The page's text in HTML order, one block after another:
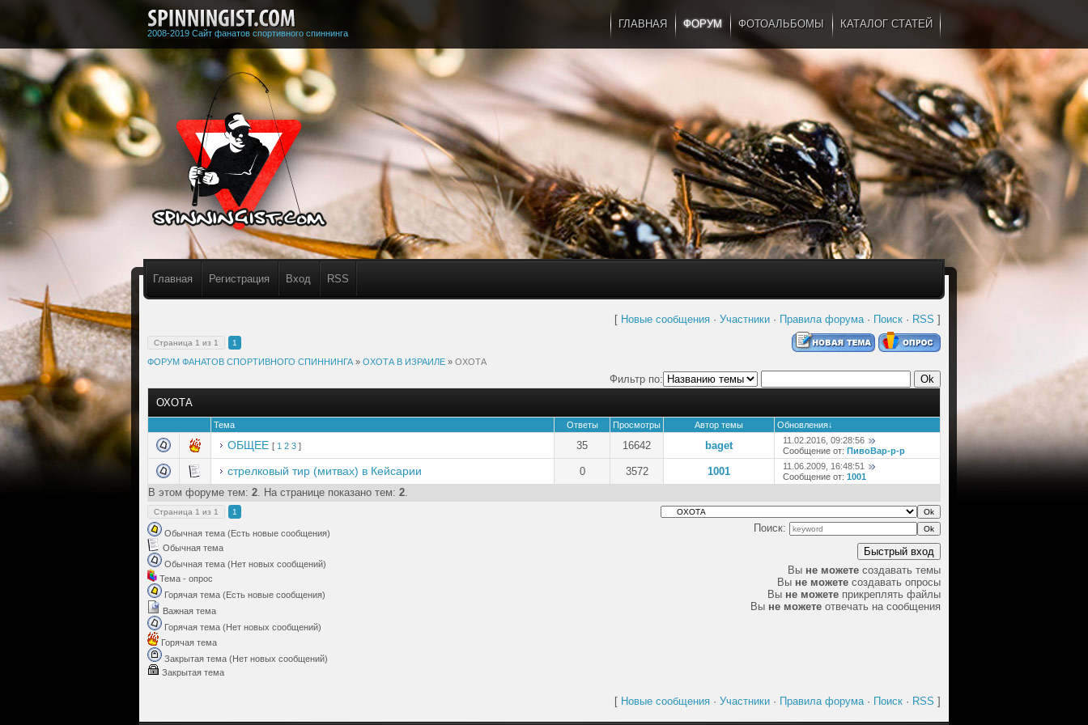
2008-2019 Сайт фанатов спортивного спиннинга
ГЛАВНАЯ ФОРУМ ФОТОАЛЬБОМЫ КАТАЛОГ СТАТЕЙ
Главная Регистрация Вход RSS
...
[ Новые сообщения · Участники · Правила форума· Поиск · RSS ]
Страница 1 из 1 1
ФОРУМ ФАНАТОВ СПОРТИВНОГО СПИННИНГА » ОХОТА В ИЗРАИЛЕ » ОХОТА
Фильтр по:
ОХОТА
Тема Ответы Просмотры Автор темы Обновления↓
ОБЩЕЕ [ 1 2 3 ] 35 16642 baget
11.02.2016, 09:28:56
Сообщение от: ПивоВар-р-р
стрелковый тир (митвах) в Кейсарии 0 3572 1001
11.06.2009, 16:48:51
Сообщение от: 1001
В этом форуме тем: 2. На странице показано тем: 2.
Страница 1 из 1 1
Обычная тема (Есть новые сообщения)
Обычная тема
Обычная тема (Нет новых сообщений)
Тема - опрос
Горячая тема (Есть новые сообщения)
Важная тема
Горячая тема (Нет новых сообщений)
Горячая тема
Закрытая тема (Нет новых сообщений)
Закрытая тема
Поиск:
Вы не можете создавать темы
Вы не можете создавать опросы
Вы не можете прикреплять файлы
Вы не можете отвечать на сообщения
[ Новые сообщения · Участники · Правила форума· Поиск · RSS ]